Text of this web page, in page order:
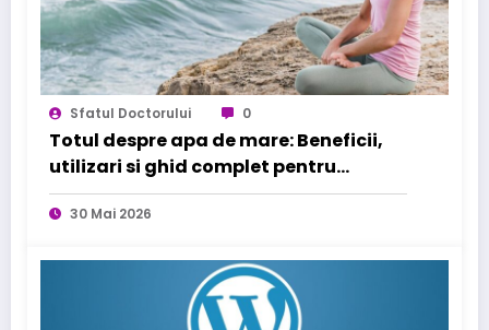
Sfatul Doctorului 0
Totul despre apa de mare: Beneficii,
utilizari si ghid complet pentru
sanatatea familiei tale
30 Mai 2026